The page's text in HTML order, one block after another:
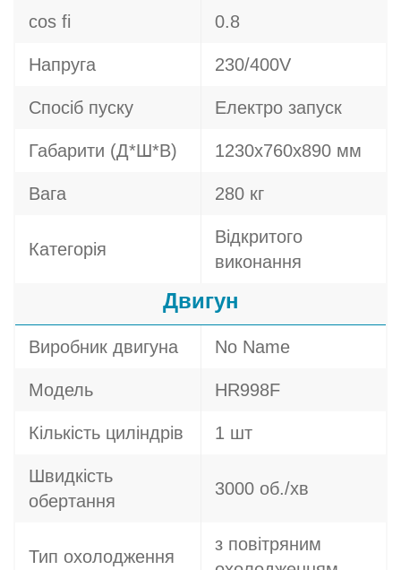
cos fi 0.8
Напруга 230/400V
Спосіб пуску Електро запуск
Габарити (Д*Ш*В) 1230х760х890 мм
Вага 280 кг
Категорія
Відкритого
виконання
Двигун
Виробник двигуна No Name
Модель HR998F
Кількість циліндрів 1 шт
Швидкість
обертання
3000 об./хв
Тип охолодження
з повітряним